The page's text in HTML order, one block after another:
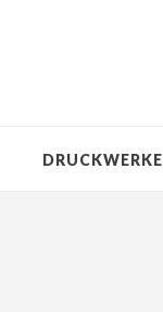
DRUCKWERKE